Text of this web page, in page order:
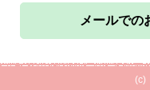
メールでの
(c)